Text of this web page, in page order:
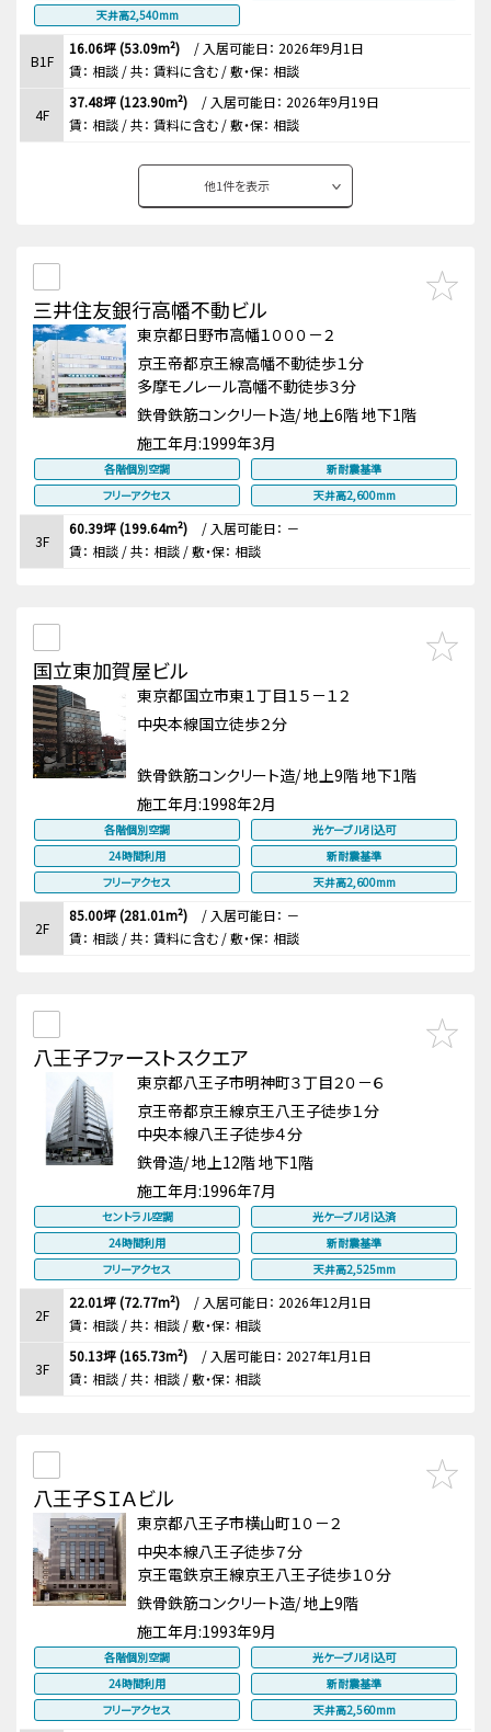
天井高2,540mm
B1F
16.06坪 (53.09m²) / 入居可能日： 2026年9月1日
賃： 相談 / 共： 賃料に含む / 敷・保： 相談
4F
37.48坪 (123.90m²) / 入居可能日： 2026年9月19日
賃： 相談 / 共： 賃料に含む / 敷・保： 相談
他1件を表示
三井住友銀行高幡不動ビル
東京都日野市高幡１０００－２
京王帝都京王線高幡不動徒歩１分
多摩モノレール高幡不動徒歩３分
鉄骨鉄筋コンクリート造/ 地上6階 地下1階
施工年月:1999年3月
各階個別空調
新耐震基準
フリーアクセス
天井高2,600mm
3F
60.39坪 (199.64m²) / 入居可能日： －
賃： 相談 / 共： 相談 / 敷・保： 相談
国立東加賀屋ビル
東京都国立市東１丁目１５－１２
中央本線国立徒歩２分
鉄骨鉄筋コンクリート造/ 地上9階 地下1階
施工年月:1998年2月
各階個別空調
光ケーブル引込可
24時間利用
新耐震基準
フリーアクセス
天井高2,600mm
2F
85.00坪 (281.01m²) / 入居可能日： －
賃： 相談 / 共： 賃料に含む / 敷・保： 相談
八王子ファーストスクエア
東京都八王子市明神町３丁目２０－６
京王帝都京王線京王八王子徒歩１分
中央本線八王子徒歩４分
鉄骨造/ 地上12階 地下1階
施工年月:1996年7月
セントラル空調
光ケーブル引込済
24時間利用
新耐震基準
フリーアクセス
天井高2,525mm
2F
22.01坪 (72.77m²) / 入居可能日： 2026年12月1日
賃： 相談 / 共： 相談 / 敷・保： 相談
3F
50.13坪 (165.73m²) / 入居可能日： 2027年1月1日
賃： 相談 / 共： 相談 / 敷・保： 相談
八王子ＳＩＡビル
東京都八王子市横山町１０－２
中央本線八王子徒歩７分
京王電鉄京王線京王八王子徒歩１０分
鉄骨鉄筋コンクリート造/ 地上9階
施工年月:1993年9月
各階個別空調
光ケーブル引込可
24時間利用
新耐震基準
フリーアクセス
天井高2,560mm